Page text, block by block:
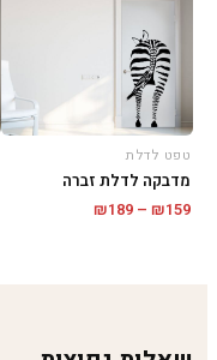
טפט לדלת
מדבקה לדלת זברה
₪159
–
₪189